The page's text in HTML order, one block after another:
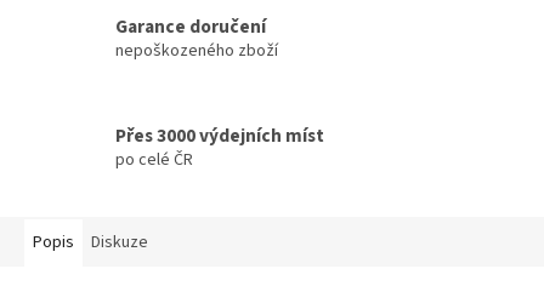
Garance doručení
nepoškozeného zboží
Přes 3000 výdejních míst
po celé ČR
Popis Diskuze